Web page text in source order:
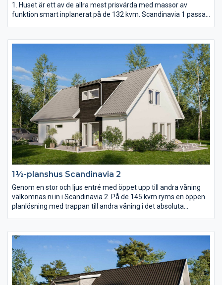
1. Huset är ett av de allra mest prisvärda med massor av
funktion smart inplanerat på de 132 kvm. Scandinavia 1 passar
den finaste delen av trädgården eller utsikten.
1½-planshus Scandinavia 2
Genom en stor och ljus entré med öppet upp till andra våning
välkomnas ni in i Scandinavia 2. På de 145 kvm ryms en öppen
planlösning med trappan till andra våning i det absoluta